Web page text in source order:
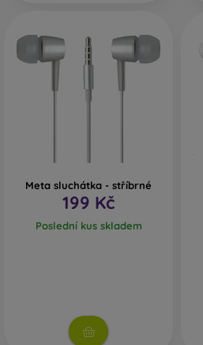
Meta sluchátka - stříbrné
199 Kč
Poslední kus skladem